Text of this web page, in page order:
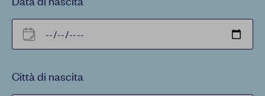
Città di nascita